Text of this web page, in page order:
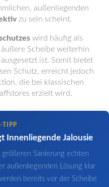
außenliegenden
zu sein scheint.
wird häufig als
Scheibe weiterhin
ist. Somit bietet
Schutz, erreicht jedoch
die bei klassischen
erzielt wird.
TIPP
Innenliegende Jalousie
Sanierung echten
außenliegenden Lösung klar
bereits vor der Scheibe